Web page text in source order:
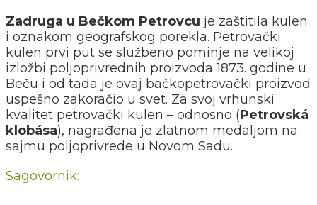
Zadruga u Bečkom Petrovcu je zaštitila kulen
i oznakom geografskog porekla. Petrovački
kulen prvi put se službeno pominje na velikoj
izložbi poljoprivrednih proizvoda 1873. godine u
Beču i od tada je ovaj bačkopetrovački proizvod
uspešno zakoračio u svet. Za svoj vrhunski
kvalitet petrovački kulen – odnosno (Petrovská
klobása), nagrađena je zlatnom medaljom na
sajmu poljoprivrede u Novom Sadu.
Sagovornik: